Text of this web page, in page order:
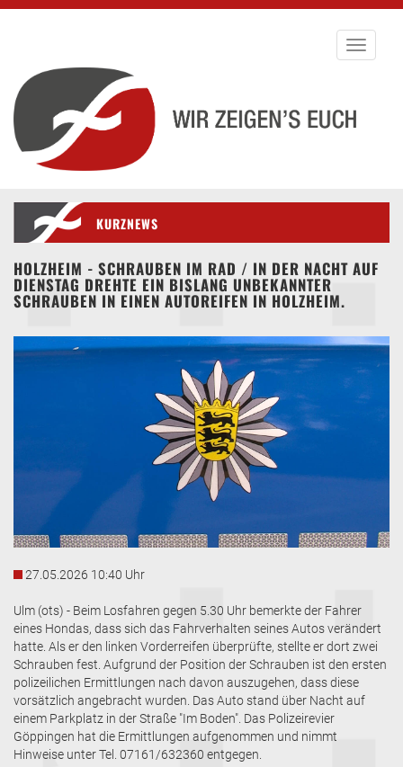
Toggle
KURZNEWS
HOLZHEIM - SCHRAUBEN IM RAD / IN DER NACHT AUF
DIENSTAG DREHTE EIN BISLANG UNBEKANNTER
SCHRAUBEN IN EINEN AUTOREIFEN IN HOLZHEIM.
27.05.2026 10:40 Uhr
Ulm (ots) - Beim Losfahren gegen 5.30 Uhr bemerkte der Fahrer
eines Hondas, dass sich das Fahrverhalten seines Autos verändert
hatte. Als er den linken Vorderreifen überprüfte, stellte er dort zwei
Schrauben fest. Aufgrund der Position der Schrauben ist den ersten
polizeilichen Ermittlungen nach davon auszugehen, dass diese
vorsätzlich angebracht wurden. Das Auto stand über Nacht auf
einem Parkplatz in der Straße "Im Boden". Das Polizeirevier
Göppingen hat die Ermittlungen aufgenommen und nimmt
Hinweise unter Tel. 07161/632360 entgegen.